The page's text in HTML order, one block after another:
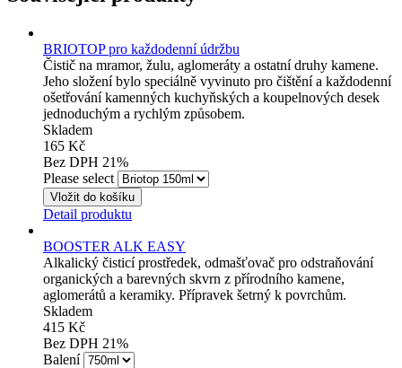
BRIOTOP pro každodenní údržbu
Čistič na mramor, žulu, aglomeráty a ostatní druhy kamene.
Jeho složení bylo speciálně vyvinuto pro čištění a každodenní
ošetřování kamenných kuchyňských a koupelnových desek
jednoduchým a rychlým způsobem.
Skladem
165 Kč
Bez DPH 21%
Please select
Detail produktu
BOOSTER ALK EASY
Alkalický čisticí prostředek, odmašťovač pro odstraňování
organických a barevných skvrn z přírodního kamene,
aglomerátů a keramiky. Přípravek šetrný k povrchům.
Skladem
415 Kč
Bez DPH 21%
Balení